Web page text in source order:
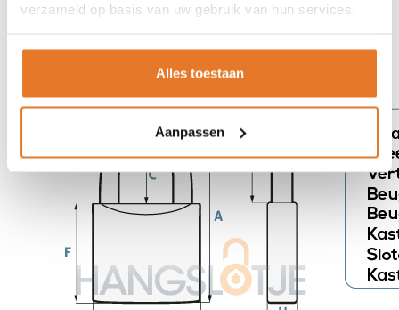
verzameld op basis van uw gebruik van hun services.
Alles toestaan
Aanpassen
#hangslot #graveren #bedrukken.